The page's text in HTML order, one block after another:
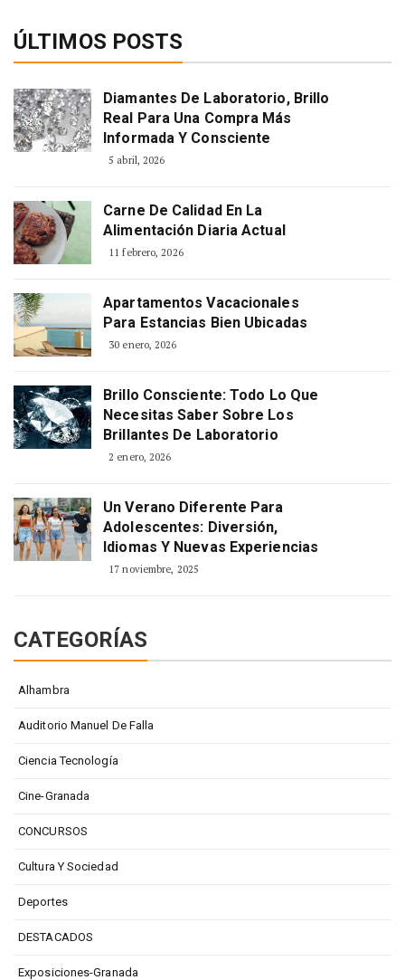
ÚLTIMOS POSTS
Diamantes De Laboratorio, Brillo
Real Para Una Compra Más
Informada Y Consciente
5 abril, 2026
Carne De Calidad En La
Alimentación Diaria Actual
11 febrero, 2026
Apartamentos Vacacionales
Para Estancias Bien Ubicadas
30 enero, 2026
Brillo Consciente: Todo Lo Que
Necesitas Saber Sobre Los
Brillantes De Laboratorio
2 enero, 2026
Un Verano Diferente Para
Adolescentes: Diversión,
Idiomas Y Nuevas Experiencias
17 noviembre, 2025
CATEGORÍAS
Alhambra
Auditorio Manuel De Falla
Ciencia Tecnología
Cine-Granada
CONCURSOS
Cultura Y Sociedad
Deportes
DESTACADOS
Exposiciones-Granada